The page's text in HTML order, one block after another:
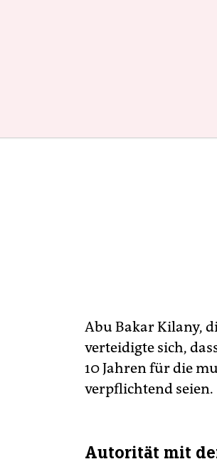
die einzigen in der
Abu Bakar Kilany,
verteidigte sich,
10 Jahren für die
verpflichtend seien.
Autorität mit